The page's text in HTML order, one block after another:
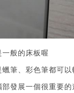
般的床板喔
筆、彩色筆都可以
發展一個很重要的